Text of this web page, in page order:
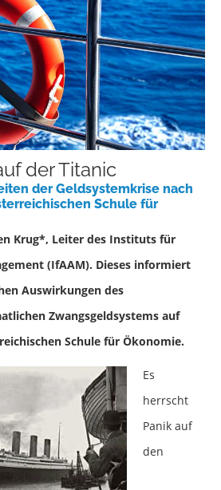
der Titanic
der Geldsystemkrise nach
Schule für
Krug*, Leiter des Instituts für
(IfAAM). Dieses informiert
Auswirkungen des
Zwangsgeldsystems auf
Schule für Ökonomie.
Es
herrscht
Panik auf
den